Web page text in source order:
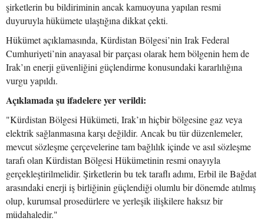
şirketlerin bu bildiriminin ancak kamuoyuna yapılan resmi
duyuruyla hükümete ulaştığına dikkat çekti.
Hükümet açıklamasında, Kürdistan Bölgesi’nin Irak Federal
Cumhuriyeti’nin anayasal bir parçası olarak hem bölgenin hem de
Irak’ın enerji güvenliğini güçlendirme konusundaki kararlılığına
vurgu yapıldı.
Açıklamada şu ifadelere yer verildi:
"Kürdistan Bölgesi Hükümeti, Irak’ın hiçbir bölgesine gaz veya
elektrik sağlanmasına karşı değildir. Ancak bu tür düzenlemeler,
mevcut sözleşme çerçevelerine tam bağlılık içinde ve asıl sözleşme
tarafı olan Kürdistan Bölgesi Hükümetinin resmi onayıyla
gerçekleştirilmelidir. Şirketlerin bu tek taraflı adımı, Erbil ile Bağdat
arasındaki enerji iş birliğinin güçlendiği olumlu bir dönemde atılmış
olup, kurumsal prosedürlere ve yerleşik ilişkilere haksız bir
müdahaledir."